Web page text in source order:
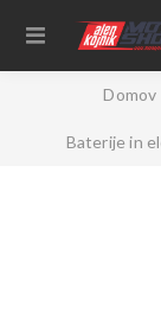
Domov
Baterije in